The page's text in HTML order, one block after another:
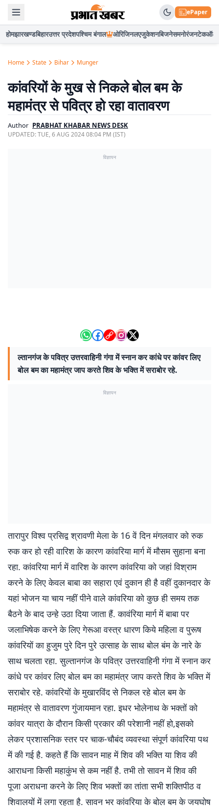
ePaper
होमझारखण्डबिहारउत्तर प्रदेशपश्चिम बंगाल ओरिजिनलएजुकेशनबिजनेसमनोरंजनटेकऑटो
Home State Bihar Munger
कांवरियों के मुख से निकले बोल बम के
महामंत्र से पवित्र हो रहा वातावरण
Author PRABHAT KHABAR NEWS DESK
UPDATED:TUE, 6 AUG 2024 08:04 PM (IST)
विज्ञापन
ल्तानगंज के पवित्र उत्तरवाहिनी गंगा में स्नान कर कांधे पर कांवर लिए
बोल बम का महामंत्र जाप करते शिव के भक्ति में सराबोर रहे.
विज्ञापन
तारापुर विश्व प्रसिद्व श्रावणी मेला के 16 वें दिन मंगलवार को रुक
रुक कर हो रही वारिश के कारण कांवरिया मार्ग में मौसम सुहाना बना
रहा. कांवरिया मार्ग में वारिश के कारण कांवरिया को जहां विश्राम
करने के लिए केवल बाबा का सहारा एवं दुकान ही है वहीं दुकानदार के
यहां भोजन या चाय नहीं पीने वाले कांवरिया को कुछ ही समय तक
बैठने के बाद उन्हे उठा दिया जाता हैं. कावंरिया मार्ग में बाबा पर
जलाभिषेक करने के लिए गेरूआ वस्त्र धारण किये महिला व पुरूष
कांवरियों का हुजुम पुरे दिन पुरे उत्साह के साथ बोल बंम के नारे के
साथ चलता रहा. सुल्तानगंज के पवित्र उत्तरवाहिनी गंगा में स्नान कर
कांधे पर कांवर लिए बोल बम का महामंत्र जाप करते शिव के भक्ति में
सराबोर रहे. कांवरियों के मुखारविंद से निकल रहे बोल बम के
महामंत्र से वातावरण गुंजायमान रहा. इधर भोलेनाथ के भक्तों को
कांवर यात्रा के दौरान किसी प्रकार की परेशानी नहीं हो,इसको
लेकर प्रशासनिक स्तर पर चाक-चौबंद व्यवस्था संपूर्ण कांवरिया पथ
में की गई है. कहते हैं कि सावन माह में शिव की भक्ति या शिव की
आराधना किसी महाकुंभ से कम नहीं है. तभी तो सावन में शिव की
पूजा अराधना करने के लिए शिव भक्तों का तांता सभी शक्तिपीठ व
शिवालयों में लगा रहता है. सावन भर कांवरिया के बोल बम के जयघोष